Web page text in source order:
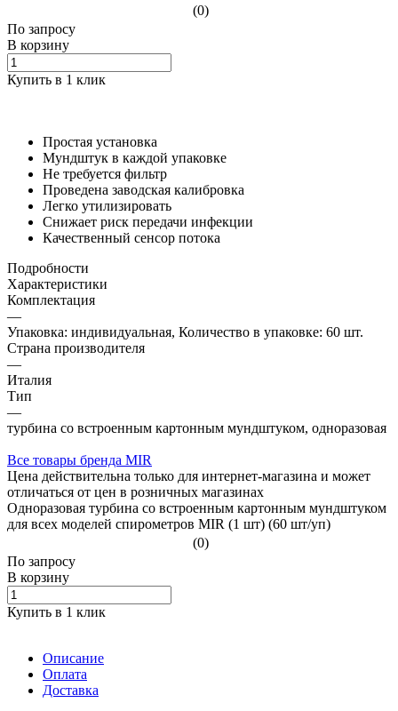
(0)
По запросу
В корзину
Купить в 1 клик
Простая установка
Мундштук в каждой упаковке
Не требуется фильтр
Проведена заводская калибровка
Легко утилизировать
Снижает риск передачи инфекции
Качественный сенсор потока
Подробности
Характеристики
Комплектация
—
Упаковка: индивидуальная, Количество в упаковке: 60 шт.
Страна производителя
—
Италия
Тип
—
турбина со встроенным картонным мундштуком, одноразовая
Все товары бренда MIR
Цена действительна только для интернет-магазина и может
отличаться от цен в розничных магазинах
Одноразовая турбина со встроенным картонным мундштуком
для всех моделей спирометров MIR (1 шт) (60 шт/уп)
(0)
По запросу
В корзину
Купить в 1 клик
Описание
Оплата
Доставка